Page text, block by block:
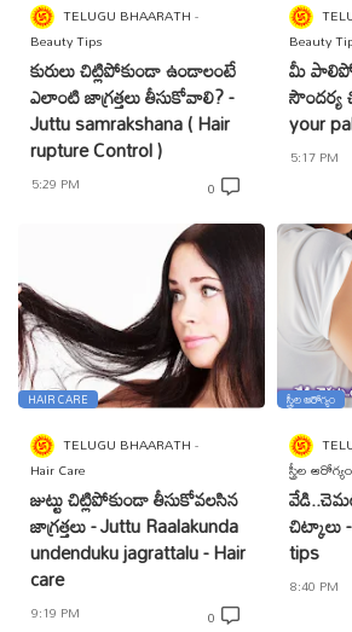
TELUGU BHAARATH
Beauty Tips
కురులు చిట్లిపోకుండా ఉండాలంటే
ఎలాంటి జాగ్రత్తలు తీసుకోవాలి? -
Juttu samrakshana ( Hair
rupture Control )
5:29 PM 0
Beauty
మీ
సౌందర్య
your
5:17 PM
HAIR CARE
TELUGU BHAARATH
Hair Care
జుట్టు చిట్లిపోకుండా తీసుకోవలసిన
జాగ్రత్తలు - Juttu Raalakunda
undenduku jagrattalu - Hair
care
9:19 PM 0
స్త్రీల ఆరోగ్యం
స్త్రీల ఆరోగ్యం
చిట్కాలు
tips
8:40 PM